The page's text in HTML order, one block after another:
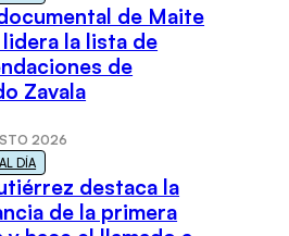
de Maite
la lista de
de
Zavala
2026
DÍA
destaca la
de la primera